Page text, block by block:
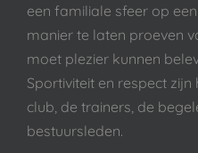
een familiale sfeer op
manier te laten proeven
moet plezier kunnen
Sportiviteit en respect
club, de trainers, de
bestuursleden.